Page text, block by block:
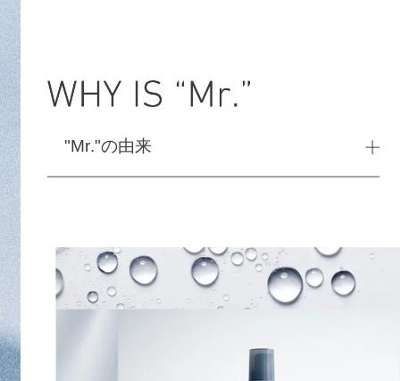
"Mr."の由来
っています。
しかし、化粧品に興味はあっても
感じる男性がいることもまた事実です。